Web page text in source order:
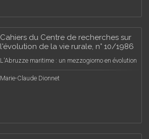
Cahiers du Centre de recherches sur
l'évolution de la vie rurale, n° 10/1986
L'Abruzze maritime : un mezzogiorno en évolution
Marie-Claude Dionnet